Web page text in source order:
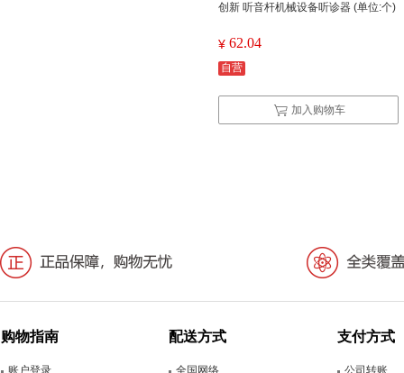
创新 听音杆机械设备听诊器 (单位:个)
¥ 62.04
自营
加入购物车
购物指南
账户登录
配送方式
全国网络
支付方式
公司转账